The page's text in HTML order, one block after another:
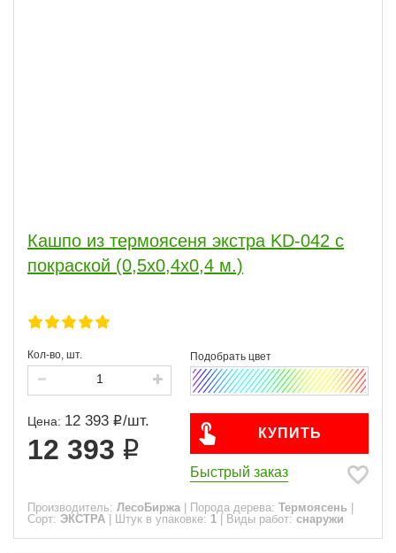
Кашпо из термоясеня экстра KD-042 с
покраской (0,5х0,4х0,4 м.)
Кол-во, шт.
Цена: 12 393 /шт.
12 393
КУПИТЬ
Быстрый заказ
Производитель: ЛесоБиржа Порода дерева: Термоясень
Сорт: ЭКСТРА Штук в упаковке: 1 Виды работ: снаружи